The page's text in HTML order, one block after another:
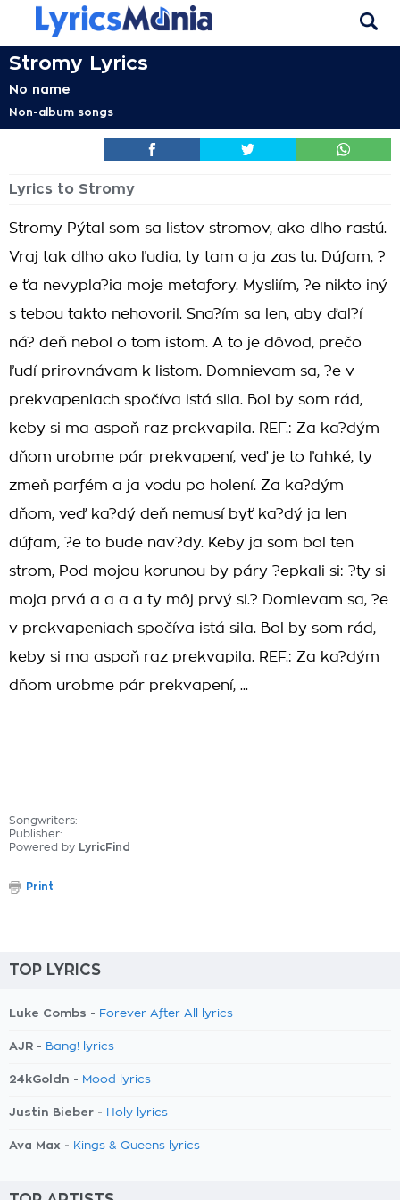
Stromy Lyrics
No name
Non-album songs
Lyrics to Stromy
Stromy Pýtal som sa listov stromov, ako dlho rastú.
Vraj tak dlho ako ľudia, ty tam a ja zas tu. Dúfam, ?
e ťa nevypla?ia moje metafory. Mysliím, ?e nikto iný
s tebou takto nehovoril. Sna?ím sa len, aby ďal?í
ná? deň nebol o tom istom. A to je dôvod, prečo
ľudí prirovnávam k listom. Domnievam sa, ?e v
prekvapeniach spočíva istá sila. Bol by som rád,
keby si ma aspoň raz prekvapila. REF.: Za ka?dým
dňom urobme pár prekvapení, veď je to ľahké, ty
zmeň parfém a ja vodu po holení. Za ka?dým
dňom, veď ka?dý deň nemusí byť ka?dý ja len
dúfam, ?e to bude nav?dy. Keby ja som bol ten
strom, Pod mojou korunou by páry ?epkali si: ?ty si
moja prvá a a a a ty môj prvý si.? Domievam sa, ?e
v prekvapeniach spočíva istá sila. Bol by som rád,
keby si ma aspoň raz prekvapila. REF.: Za ka?dým
dňom urobme pár prekvapení, ...
Songwriters:
Publisher:
Powered by LyricFind
Print
TOP LYRICS
Luke Combs - Forever After All lyrics
AJR - Bang! lyrics
24kGoldn - Mood lyrics
Justin Bieber - Holy lyrics
Ava Max - Kings & Queens lyrics